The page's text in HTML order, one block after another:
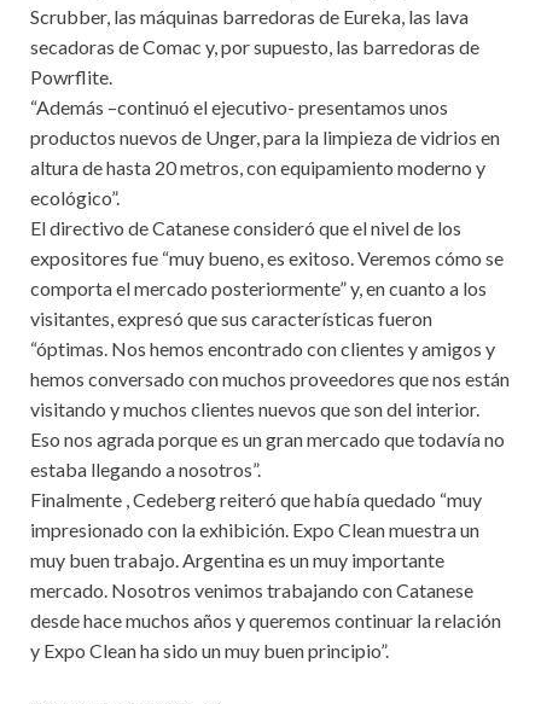
Scrubber, las máquinas barredoras de Eureka, las lava
secadoras de Comac y, por supuesto, las barredoras de
Powrflite.
“Además –continuó el ejecutivo- presentamos unos
productos nuevos de Unger, para la limpieza de vidrios en
altura de hasta 20 metros, con equipamiento moderno y
ecológico”.
El directivo de Catanese consideró que el nivel de los
expositores fue “muy bueno, es exitoso. Veremos cómo se
comporta el mercado posteriormente” y, en cuanto a los
visitantes, expresó que sus características fueron
“óptimas. Nos hemos encontrado con clientes y amigos y
hemos conversado con muchos proveedores que nos están
visitando y muchos clientes nuevos que son del interior.
Eso nos agrada porque es un gran mercado que todavía no
estaba llegando a nosotros”.
Finalmente , Cedeberg reiteró que había quedado “muy
impresionado con la exhibición. Expo Clean muestra un
muy buen trabajo. Argentina es un muy importante
mercado. Nosotros venimos trabajando con Catanese
desde hace muchos años y queremos continuar la relación
y Expo Clean ha sido un muy buen principio”.